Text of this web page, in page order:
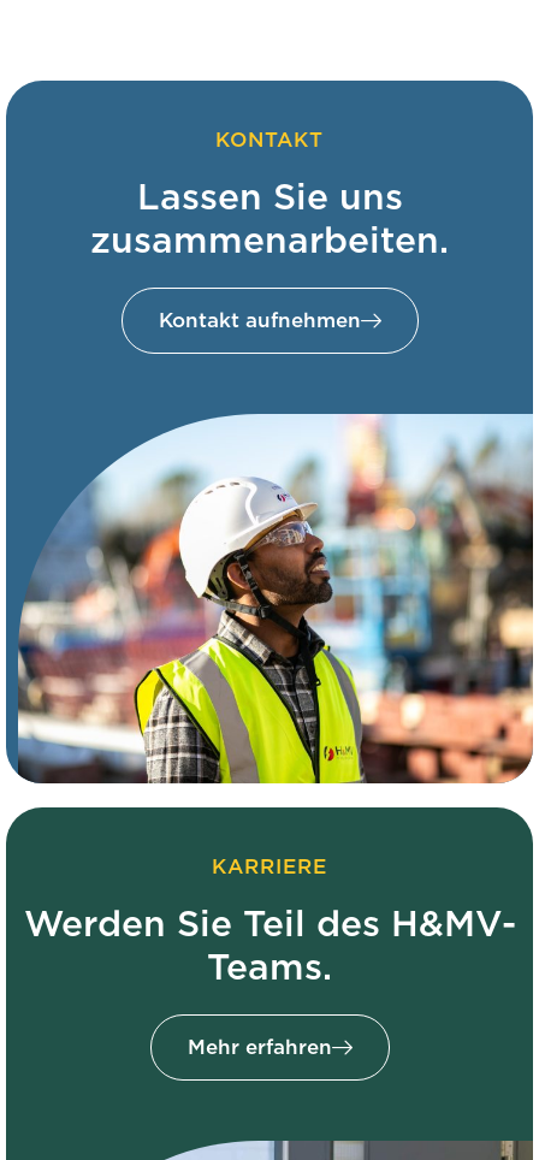
KONTAKT
Lassen Sie uns
zusammenarbeiten.
Kontakt aufnehmen
KARRIERE
Werden Sie Teil des H&MV-
Teams.
Mehr erfahren